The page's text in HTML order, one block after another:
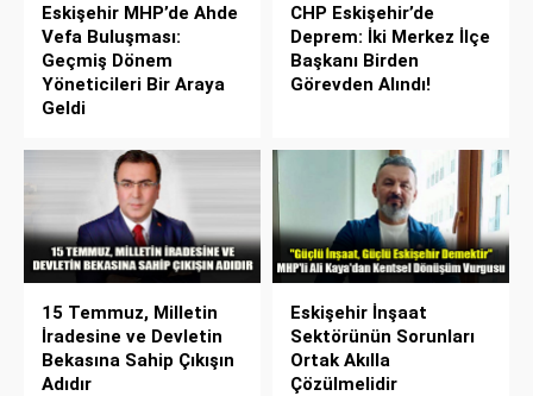
Eskişehir MHP’de Ahde
Vefa Buluşması:
Geçmiş Dönem
Yöneticileri Bir Araya
Geldi
CHP Eskişehir’de
Deprem: İki Merkez İlçe
Başkanı Birden
Görevden Alındı!
15 Temmuz, Milletin
İradesine ve Devletin
Bekasına Sahip Çıkışın
Adıdır
Eskişehir İnşaat
Sektörünün Sorunları
Ortak Akılla
Çözülmelidir